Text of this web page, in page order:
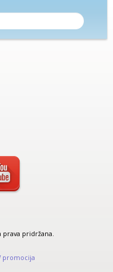
prava pridržana.
promocija